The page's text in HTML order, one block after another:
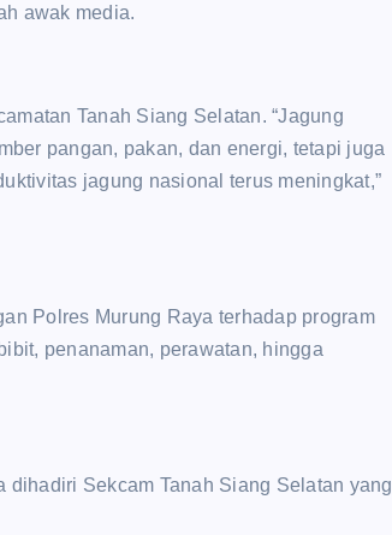
awak media.
Tanah Siang Selatan. “Jagung
pangan, pakan, dan energi, tetapi juga
jagung nasional terus meningkat,”
Polres Murung Raya terhadap program
penanaman, perawatan, hingga
Sekcam Tanah Siang Selatan yang